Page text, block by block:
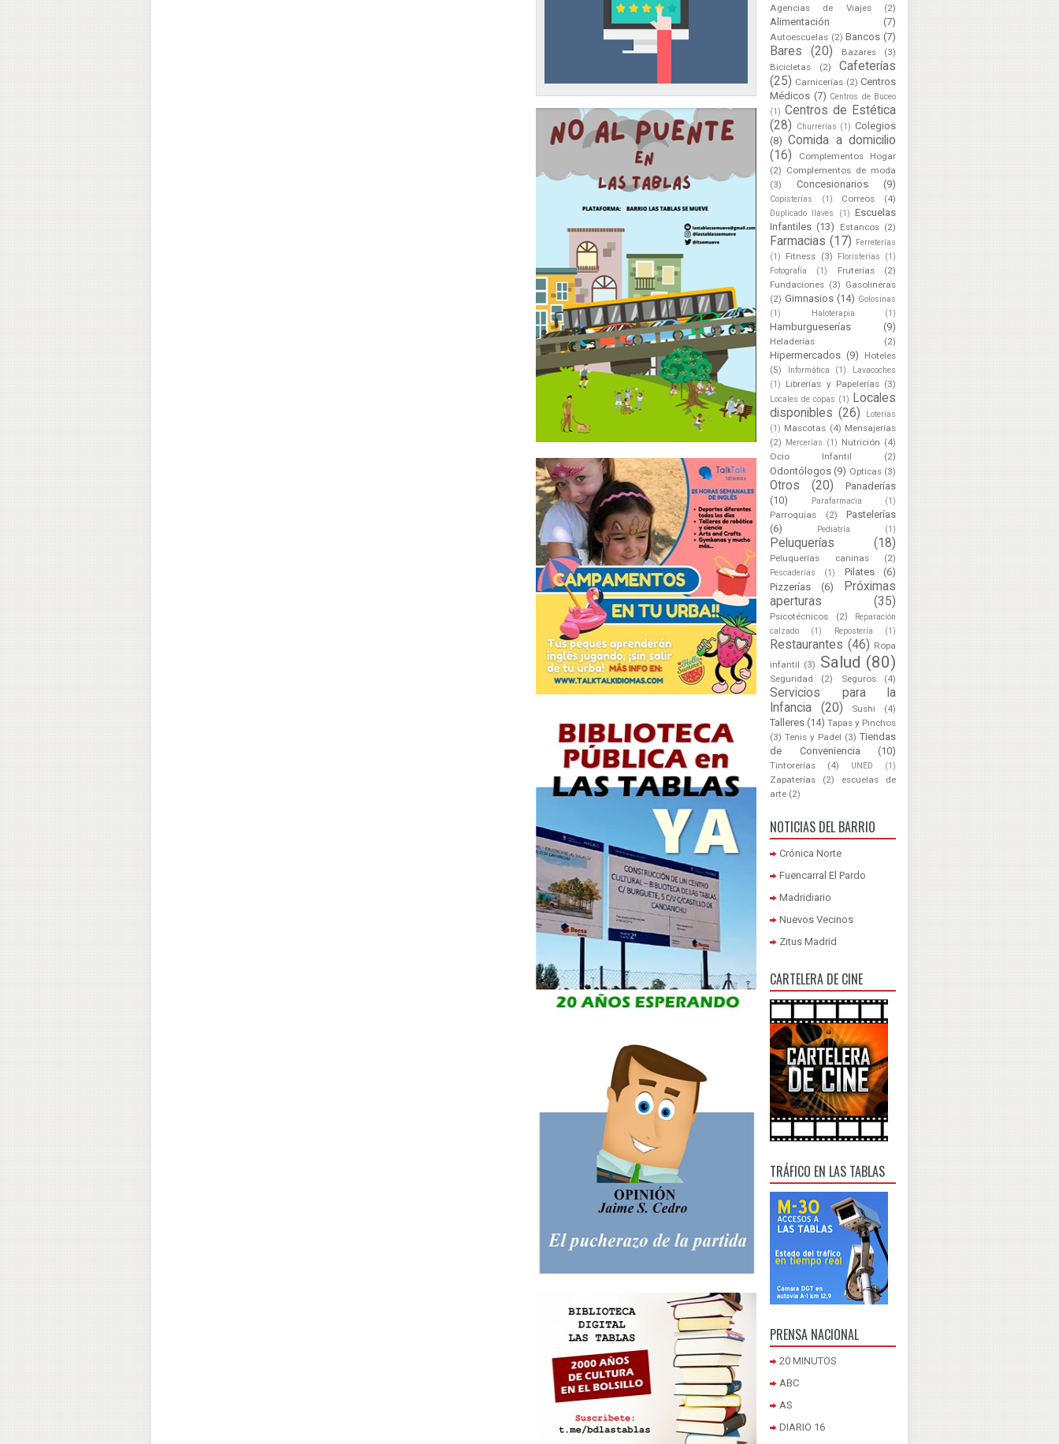
Agencias de Viajes (2)
Alimentación (7)
Autoescuelas (2) Bancos (7)
Bares (20) Bazares
(3)
Bicicletas
(2)
Cafeterías
(25) Carnicerías (2) Centros
Médicos (7) Centros de Buceo
(1) Centros de Estética
(28)
Churrerías (1) Colegios
(8) Comida a domicilio
(16)
Complementos Hogar
(2) Complementos de moda
(3)
Concesionarios (9)
Copisterías (1) Correos (4)
Duplicado llaves (1) Escuelas
Infantiles (13) Estancos (2)
Farmacias (17) Ferreterías
(1)
Fitness (3) Floristerías
(1)
Fotografía
(1) Fruterías
(2)
Fundaciones (3) Gasolineras
(2) Gimnasios (14) Golosinas
(1)
Haloterapia (1)
Hamburgueserías (9)
Heladerías (2)
Hipermercados (9)
Hoteles
(5)
Informática (1)
Lavacoches
(1)
Librerías y Papelerías (3)
Locales de copas (1)
Locales
disponibles (26)
Loterías
(1) Mascotas (4) Mensajerías
(2) Mercerías (1) Nutrición (4)
Ocio Infantil
(2)
Odontólogos (9) Opticas (3)
Otros (20)
Panaderías
(10)
Parafarmacia (1)
Parroquias (2)
Pastelerías
(6)
Pediatría (1)
Peluquerías (18)
Peluquerías caninas (2)
Pescaderías (1) Pilates
(6)
Pizzerías
(6)
Próximas
aperturas
(35)
Psicotécnicos (2)
Reparación
calzado
(1) Repostería (1)
Restaurantes (46) Ropa
infantil (3) Salud (80)
Seguridad (2) Seguros (4)
Servicios para la
Infancia
(20) Sushi (4)
Talleres (14) Tapas y Pinchos
(3) Tenis y Padel (3) Tiendas
de Conveniencia
(10)
Tintorerías (4) UNED (1)
Zapaterías (2)
escuelas de
arte (2)
NOTICIAS DEL BARRIO
Crónica Norte
Fuencarral El Pardo
Madridiario
Nuevos Vecinos
Zitus Madrid
CARTELERA DE CINE
TRÁFICO EN LAS TABLAS
PRENSA NACIONAL
20 MINUTOS
ABC
AS
DIARIO 16